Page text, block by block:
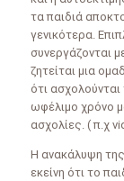
τα παιδιά
γενικότερα.
συνεργάζονται
ζητείται μια
ότι
ωφέλιμο χρόνο
ασχολίες. ( π.χ
Η ανακάλυψη της
εκείνη ότι το